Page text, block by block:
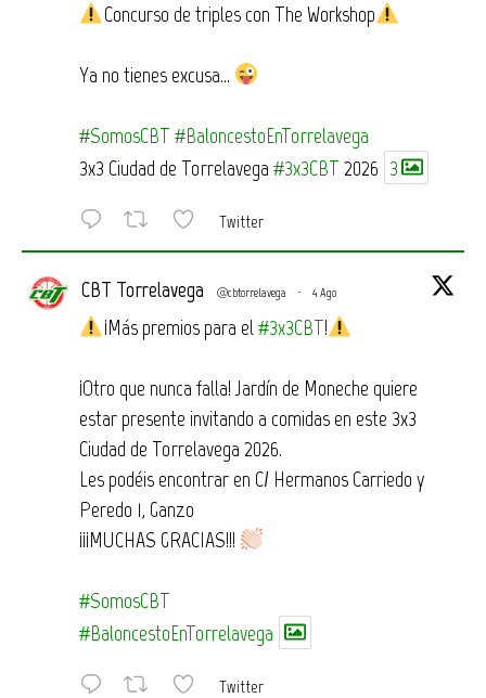
Concurso de triples con The Workshop
Ya no tienes excusa…
#SomosCBT #BaloncestoEnTorrelavega
3x3 Ciudad de Torrelavega#3x3CBT 2026 3
Twitter
CBT Torrelavega @cbtorrelavega · 4 Ago
¡Más premios para el#3x3CBT!
¡Otro que nunca falla! Jardín de Moneche quiere
estar presente invitando a comidas en este 3x3
Ciudad de Torrelavega 2026.
Les podéis encontrar en C/ Hermanos Carriedo y
Peredo 1, Ganzo
¡¡¡MUCHAS GRACIAS!!!
#SomosCBT
#BaloncestoEnTorrelavega
Twitter